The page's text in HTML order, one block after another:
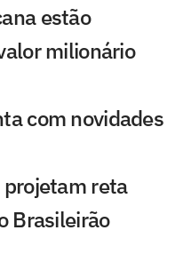
estão
milionário
com novidades
projetam reta
Brasileirão